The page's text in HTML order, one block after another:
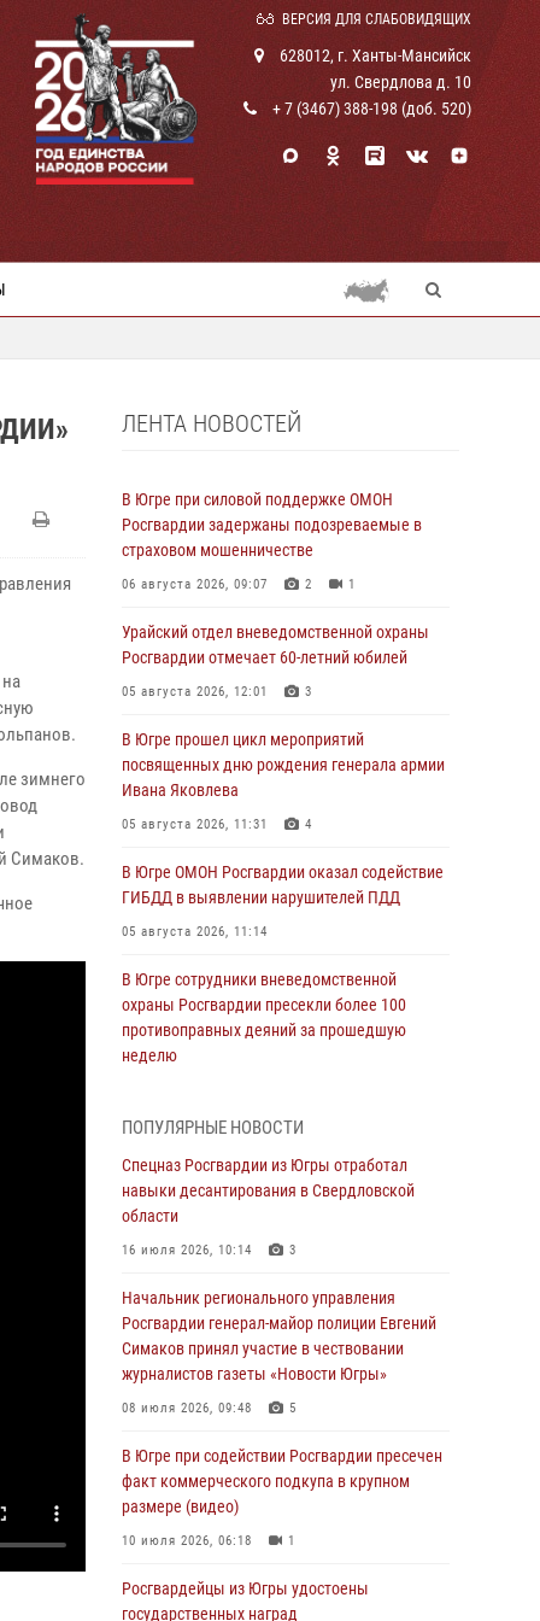
ВЕРСИЯ ДЛЯ СЛАБОВИДЯЩИХ
628012, г. Ханты-Мансийск
ул. Свердлова д. 10
+ 7 (3467) 388-198 (доб. 520)
зимнего
Симаков.
ЛЕНТА НОВОСТЕЙ
В Югре при силовой поддержке ОМОН
Росгвардии задержаны подозреваемые в
страховом мошенничестве
06 августа 2026, 09:07 2 1
Урайский отдел вневедомственной охраны
Росгвардии отмечает 60-летний юбилей
05 августа 2026, 12:01 3
В Югре прошел цикл мероприятий
посвященных дню рождения генерала армии
Ивана Яковлева
05 августа 2026, 11:31 4
В Югре ОМОН Росгвардии оказал содействие
ГИБДД в выявлении нарушителей ПДД
05 августа 2026, 11:14
В Югре сотрудники вневедомственной
охраны Росгвардии пресекли более 100
противоправных деяний за прошедшую
неделю
Генерал-полковник Юрий Аверин выступил на
Всероссийском молодёжном
образовательном форуме «Территория
смыслов»
04 августа 2026, 11:11
Ключевые события Росгвардии: итоги
недели с 27 июля по 2 августа (видео)
04 августа 2026, 09:54 1
Сотрудник Росгвардии из Югры спас ребёнка
04 августа 2026, 06:17 1
Росгвардия обеспечила безопасность
открытия Всероссийских соревнований
ВДВ в столице Югры
ПОПУЛЯРНЫЕ НОВОСТИ
Спецназ Росгвардии из Югры отработал
навыки десантирования в Свердловской
области
16 июля 2026, 10:14 3
Начальник регионального управления
Росгвардии генерал-майор полиции Евгений
Симаков принял участие в чествовании
журналистов газеты «Новости Югры»
08 июля 2026, 09:48 5
В Югре при содействии Росгвардии пресечен
факт коммерческого подкупа в крупном
размере (видео)
10 июля 2026, 06:18 1
Росгвардейцы из Югры удостоены
государственных наград